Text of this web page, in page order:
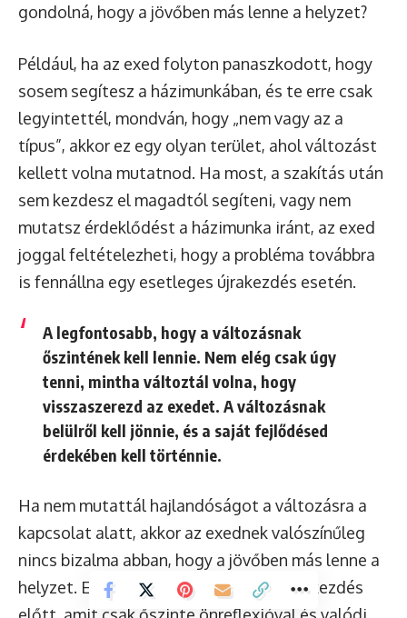
gondolná, hogy a jövőben más lenne a helyzet?
Például, ha az exed folyton panaszkodott, hogy
sosem segítesz a házimunkában, és te erre csak
legyintettél, mondván, hogy „nem vagy az a
típus”, akkor ez egy olyan terület, ahol változást
kellett volna mutatnod. Ha most, a szakítás után
sem kezdesz el magadtól segíteni, vagy nem
mutatsz érdeklődést a házimunka iránt, az exed
joggal feltételezheti, hogy a probléma továbbra
is fennállna egy esetleges újrakezdés esetén.
A legfontosabb, hogy a változásnak
őszintének kell lennie. Nem elég csak úgy
tenni, mintha változtál volna, hogy
visszaszerezd az exedet. A változásnak
belülről kell jönnie, és a saját fejlődésed
érdekében kell történnie.
Ha nem mutattál hajlandóságot a változásra a
kapcsolat alatt, akkor az exednek valószínűleg
nincs bizalma abban, hogy a jövőben más lenne a
helyzet. Ez egy
komoly akadályaz újrakezdés